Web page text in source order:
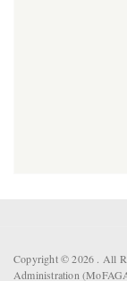
Copyright © 2026 . All
Administration